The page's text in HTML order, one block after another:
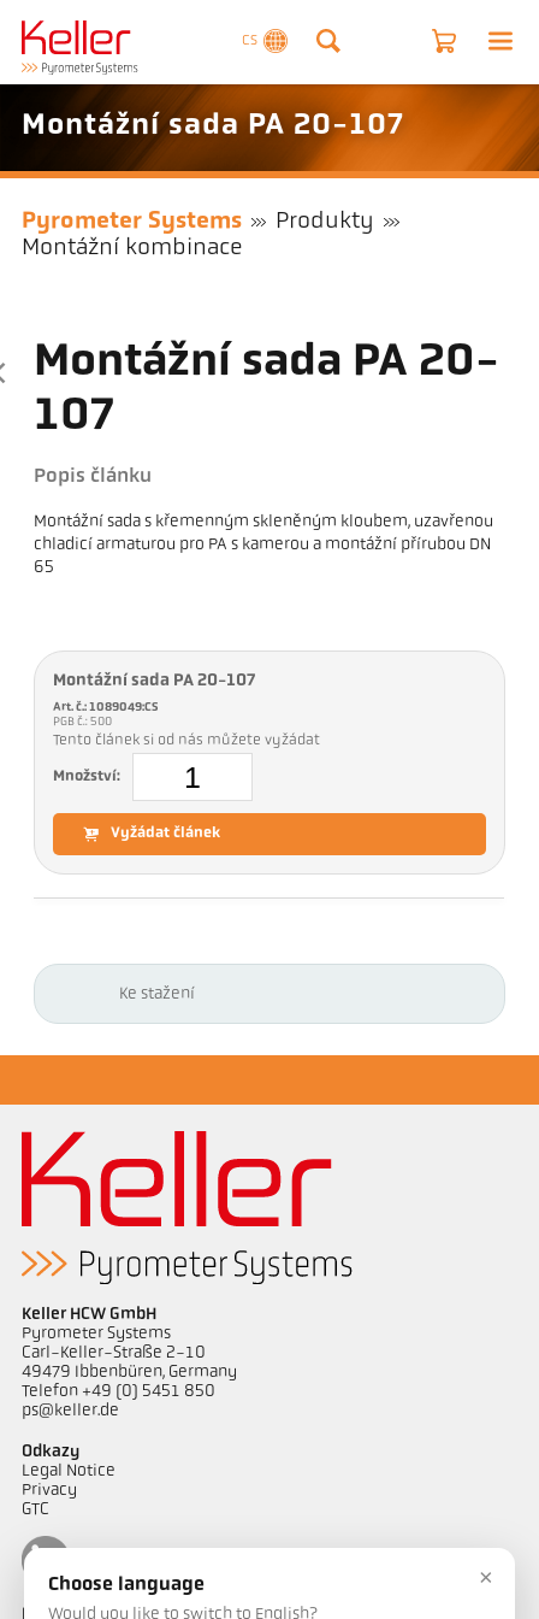
CS
Montážní sada PA 20-107
Pyrometer Systems
Produkty
Montážní kombinace
Montážní sada PA 20-
107
Popis článku
Montážní sada s křemenným skleněným kloubem, uzavřenou
chladicí armaturou pro PA s kamerou a montážní přírubou DN
65
Montážní sada PA 20-107
Art. č.: 1089049:CS
PGB č.: 500
Tento článek si od nás můžete vyžádat
Množství:
Vyžádat článek
Ke stažení
Keller HCW GmbH
Pyrometer Systems
Carl-Keller-Straße 2-10
49479 Ibbenbüren, Germany
Telefon +49 (0) 5451 850
ps@keller.de
Odkazy
Legal Notice
Privacy
GTC
Kontakt
×
Choose language
Would you like to switch to English?